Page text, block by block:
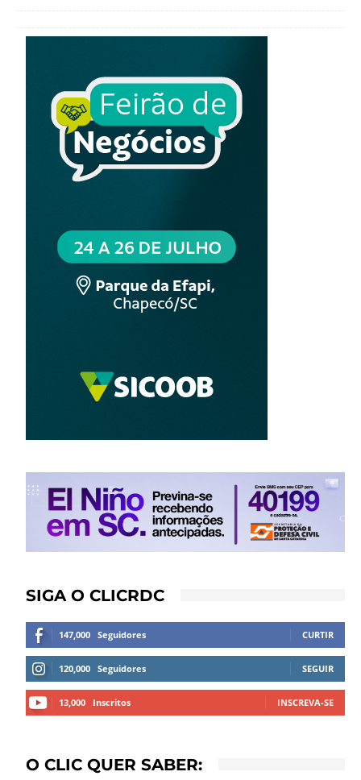
SIGA O CLICRDC
147,000 Seguidores CURTIR
120,000 Seguidores SEGUIR
13,000 Inscritos INSCREVA-SE
O CLIC QUER SABER: